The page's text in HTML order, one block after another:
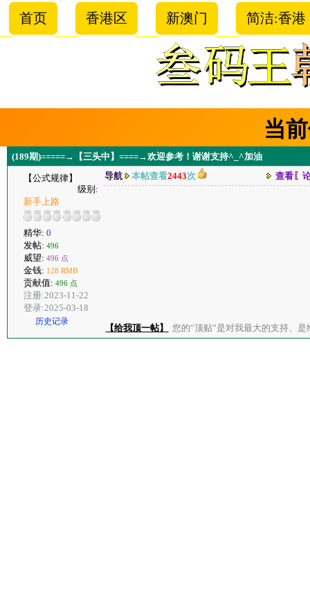
首页 香港区 新澳门 简洁:香港
当
(189期)=====→【三头中】====→欢迎参考！谢谢支持^_^加油
【公式规律】
级别:
新手上路
精华: 0
发帖: 496
威望: 496 点
金钱: 128 RMB
贡献值: 496 点
注册:2023-11-22
登录:2025-03-18
历史记录
导航 本帖查看2443次 查看〖
【给我顶一帖】 您的“顶贴”是对我最大的支持、